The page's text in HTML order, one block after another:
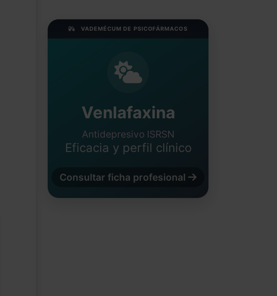
VADEMÉCUM DE PSICOFÁRMACOS
Venlafaxina
Antidepresivo ISRSN
Eficacia y perfil clínico
Consultar ficha profesional